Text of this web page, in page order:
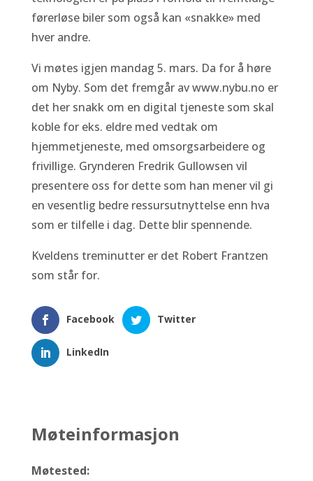
førerløse biler som også kan «snakke» med
hver andre.
Vi møtes igjen mandag 5. mars. Da for å høre
om Nyby. Som det fremgår av www.nybu.no er
det her snakk om en digital tjeneste som skal
koble for eks. eldre med vedtak om
hjemmetjeneste, med omsorgsarbeidere og
frivillige. Grynderen Fredrik Gullowsen vil
presentere oss for dette som han mener vil gi
en vesentlig bedre ressursutnyttelse enn hva
som er tilfelle i dag. Dette blir spennende.
Kveldens treminutter er det Robert Frantzen
som står for.
Facebook Twitter
LinkedIn
Møteinformasjon
Møtested: